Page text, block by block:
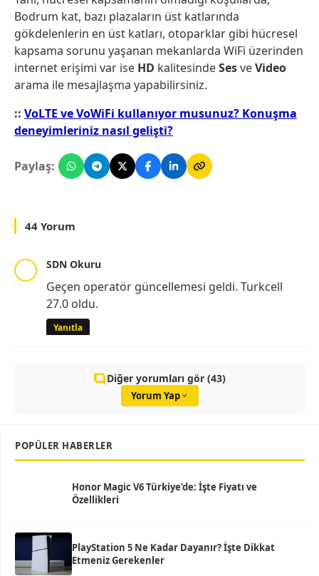
Bodrum kat, bazı plazaların üst katlarında
gökdelenlerin en üst katları, otoparklar gibi hücresel
kapsama sorunu yaşanan mekanlarda WiFi üzerinden
internet erişimi var ise HD kalitesindeSesveVideo
arama ile mesajlaşma yapabilirsiniz.
:: VoLTE ve VoWiFi kullanıyor musunuz? Konuşma
deneyimleriniz nasıl gelişti?
Paylaş:
44 Yorum
SDN Okuru
Geçen operatör güncellemesi geldi. Turkcell
27.0 oldu.
Yanıtla
Diğer yorumları gör (43)
Yorum Yap
POPÜLER HABERLER
Honor Magic V6 Türkiye’de: İşte Fiyatı ve
Özellikleri
PlayStation 5 Ne Kadar Dayanır? İşte Dikkat
Etmeniz Gerekenler